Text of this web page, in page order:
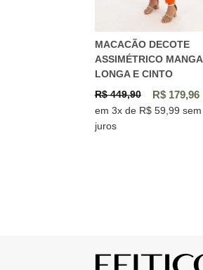
MACACÃO DECOTE
ASSIMÉTRICO MANGA
LONGA E CINTO
R$ 449,90
R$ 179,96
em 3x de R$ 59,99 sem
juros